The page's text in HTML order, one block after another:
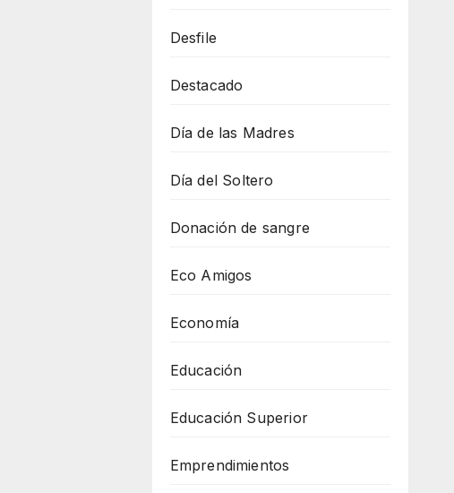
Desfile
Destacado
Día de las Madres
Día del Soltero
Donación de sangre
Eco Amigos
Economía
Educación
Educación Superior
Emprendimientos